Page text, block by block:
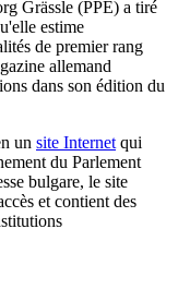
Grässle (PPE) a tiré
estime
de premier rang
allemand
dans son édition du
un site Internet qui
du Parlement
bulgare, le site
et contient des